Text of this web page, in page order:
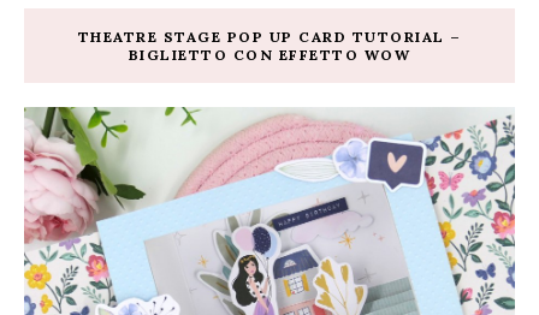
THEATRE STAGE POP UP CARD TUTORIAL –
BIGLIETTO CON EFFETTO WOW